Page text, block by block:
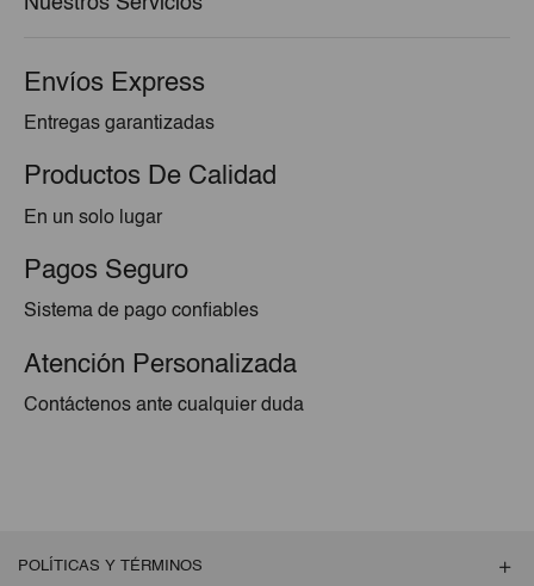
Envíos Express
Entregas garantizadas
Productos De Calidad
En un solo lugar
Pagos Seguro
Sistema de pago confiables
Atención Personalizada
Contáctenos ante cualquier duda
POLÍTICAS Y TÉRMINOS